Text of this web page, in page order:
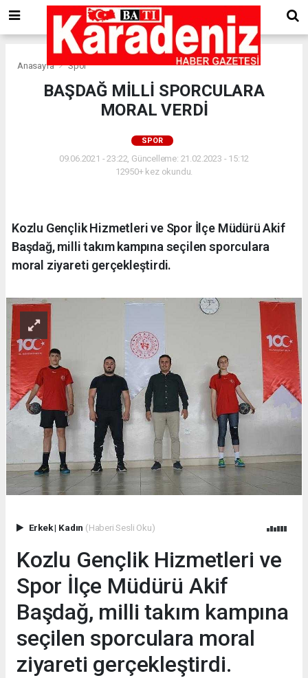
Anasayfa Spor
BAŞDAĞ MİLLİ SPORCULARA
MORAL VERDİ
SPOR
09.06.2021 - 23:22, Güncelleme: 21.02.2023 - 15:12
12950+ kez okundu.
Kozlu Gençlik Hizmetleri ve Spor İlçe Müdürü Akif
Başdağ, milli takım kampına seçilen sporculara
moral ziyareti gerçekleştirdi.
Erkek| Kadın (Haberi Sesli Oku)
Kozlu Gençlik Hizmetleri ve
Spor İlçe Müdürü Akif
Başdağ, milli takım kampına
seçilen sporculara moral
ziyareti gerçekleştirdi.